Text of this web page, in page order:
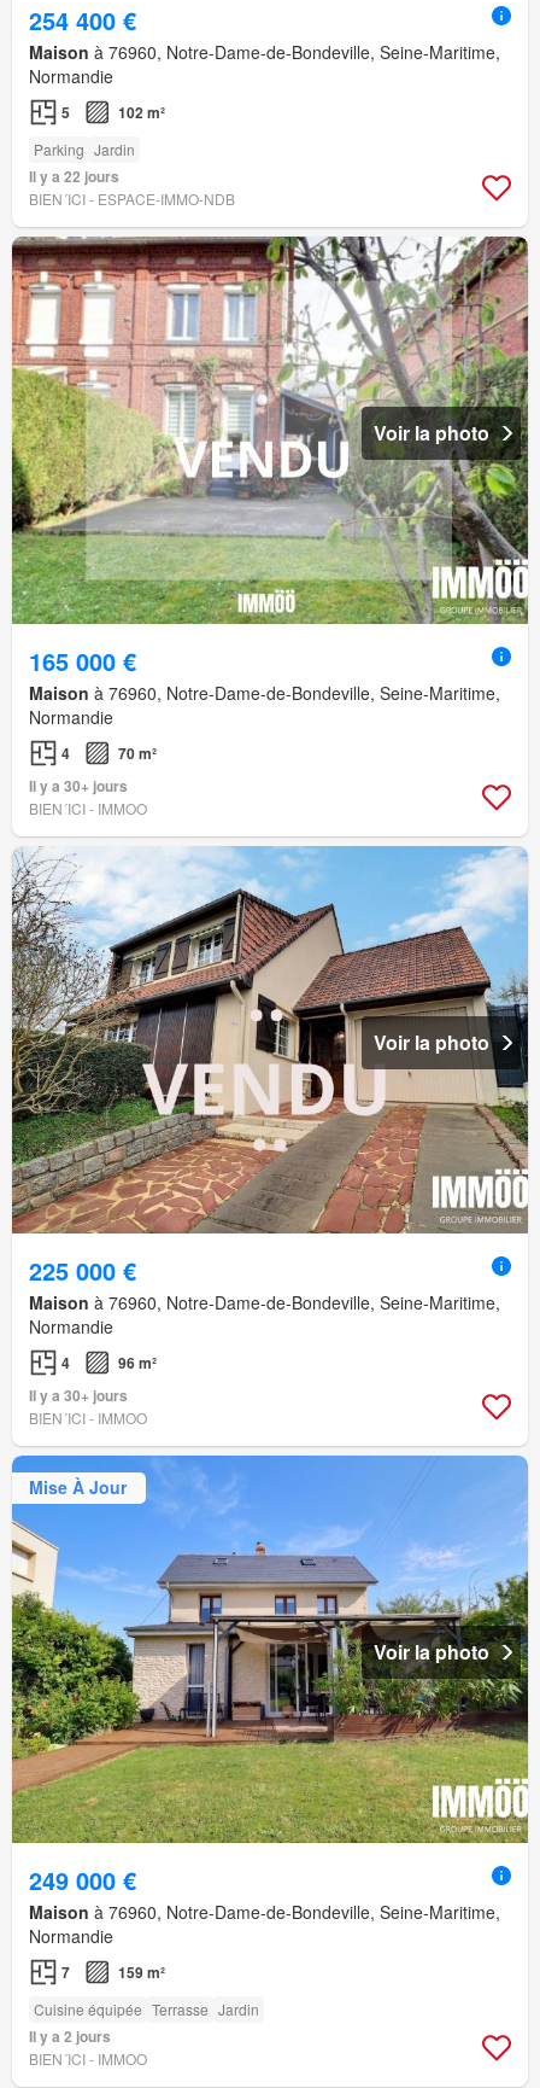
254 400 €
Maison à 76960, Notre-Dame-de-Bondeville, Seine-Maritime,
Normandie
5 102 m²
Parking Jardin
Il y a 22 jours
BIEN´ICI - ESPACE-IMMO-NDB
Voir la photo
165 000 €
Maison à 76960, Notre-Dame-de-Bondeville, Seine-Maritime,
Normandie
4
70 m²
Il y a 30+ jours
BIEN´ICI - IMMOO
Voir la photo
225 000 €
Maison à 76960, Notre-Dame-de-Bondeville, Seine-Maritime,
Normandie
4
96 m²
Il y a 30+ jours
BIEN´ICI - IMMOO
Mise À Jour
Voir la photo
249 000 €
Maison à 76960, Notre-Dame-de-Bondeville, Seine-Maritime,
Normandie
7 159 m²
Cuisine équipée Terrasse Jardin
Il y a 2 jours
BIEN´ICI - IMMOO